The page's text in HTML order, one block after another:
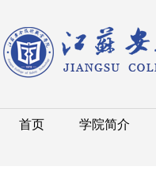
首页 学院简介